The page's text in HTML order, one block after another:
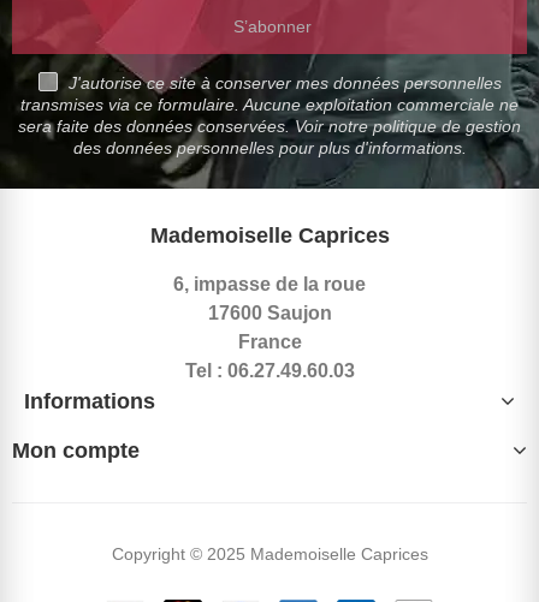
S’abonner
J'autorise ce site à conserver mes données personnelles
transmises via ce formulaire. Aucune exploitation commerciale ne
sera faite des données conservées. Voir notre politique de gestion
des données personnelles pour plus d'informations.
Mademoiselle Caprices
6, impasse de la roue
17600 Saujon
France
Tel : 06.27.49.60.03
Informations
Mon compte
Copyright © 2025 Mademoiselle Caprices